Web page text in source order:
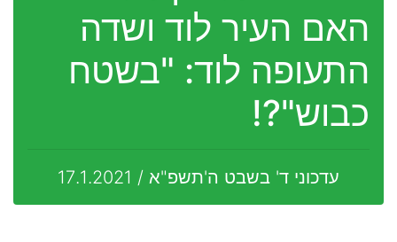
האם העיר לוד ושדה
התעופה לוד: "בשטח
כבוש"?!
עדכוני ד' בשבט ה'תשפ"א / 17.1.2021